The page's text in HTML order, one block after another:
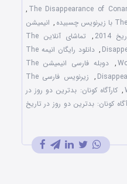
The Disappearance of
,
, انیمیشن
,
تماشای آنلاین The
,
دانلود رایگان انیمه The
,
دوبله فارسی انیمیشن The
,
زیرنویس فارسی The
, کارآگاه کونان: بدترین دو روز در
کونان: بدترین دو روز در تاریخ